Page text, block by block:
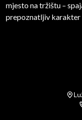
mjesto na tržištu –
prepoznatljiv karakter